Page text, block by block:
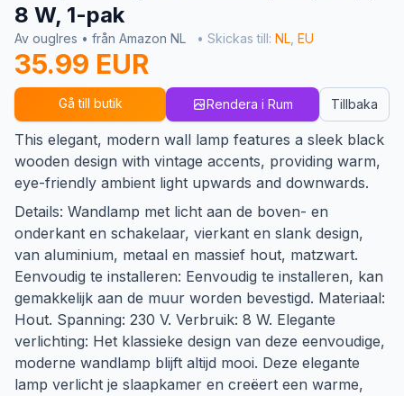
8 W, 1-pak
Av ouglres • från Amazon NL • Skickas till: NL EU
35.99 EUR
Gå till butik Rendera i Rum Tillbaka
This elegant, modern wall lamp features a sleek black
wooden design with vintage accents, providing warm,
eye-friendly ambient light upwards and downwards.
Details: Wandlamp met licht aan de boven- en
onderkant en schakelaar, vierkant en slank design,
van aluminium, metaal en massief hout, matzwart.
Eenvoudig te installeren: Eenvoudig te installeren, kan
gemakkelijk aan de muur worden bevestigd. Materiaal:
Hout. Spanning: 230 V. Verbruik: 8 W. Elegante
verlichting: Het klassieke design van deze eenvoudige,
moderne wandlamp blijft altijd mooi. Deze elegante
lamp verlicht je slaapkamer en creëert een warme,